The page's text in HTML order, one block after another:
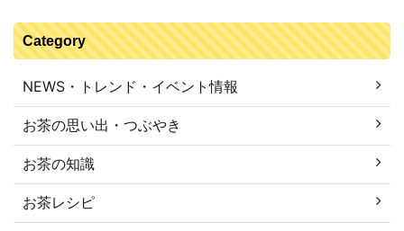
Category
NEWS・トレンド・イベント情報
お茶の思い出・つぶやき
お茶の知識
お茶レシピ